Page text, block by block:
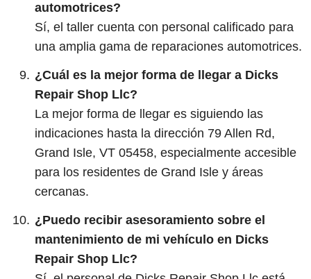
automotrices?
Sí, el taller cuenta con personal calificado para
una amplia gama de reparaciones automotrices.
¿Cuál es la mejor forma de llegar a Dicks
Repair Shop Llc?
La mejor forma de llegar es siguiendo las
indicaciones hasta la dirección 79 Allen Rd,
Grand Isle, VT 05458, especialmente accesible
para los residentes de Grand Isle y áreas
cercanas.
¿Puedo recibir asesoramiento sobre el
mantenimiento de mi vehículo en Dicks
Repair Shop Llc?